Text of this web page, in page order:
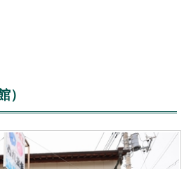
）